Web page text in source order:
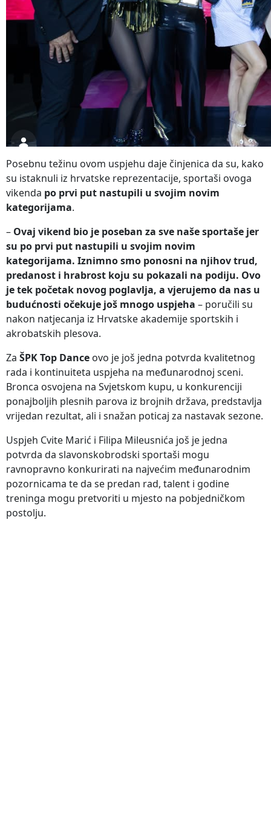
Posebnu težinu ovom uspjehu daje činjenica da su, kako
su istaknuli iz hrvatske reprezentacije, sportaši ovoga
vikenda po prvi put nastupili u svojim novim
kategorijama.
– Ovaj vikend bio je poseban za sve naše sportaše jer
su po prvi put nastupili u svojim novim
kategorijama. Iznimno smo ponosni na njihov trud,
predanost i hrabrost koju su pokazali na podiju. Ovo
je tek početak novog poglavlja, a vjerujemo da nas u
budućnosti očekuje još mnogo uspjeha – poručili su
nakon natjecanja iz Hrvatske akademije sportskih i
akrobatskih plesova.
Za ŠPK Top Dance ovo je još jedna potvrda kvalitetnog
rada i kontinuiteta uspjeha na međunarodnoj sceni.
Bronca osvojena na Svjetskom kupu, u konkurenciji
ponajboljih plesnih parova iz brojnih država, predstavlja
vrijedan rezultat, ali i snažan poticaj za nastavak sezone.
Uspjeh Cvite Marić i Filipa Mileusnića još je jedna
potvrda da slavonskobrodski sportaši mogu
ravnopravno konkurirati na najvećim međunarodnim
pozornicama te da se predan rad, talent i godine
treninga mogu pretvoriti u mjesto na pobjedničkom
postolju.